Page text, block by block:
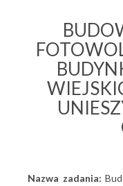
Nazwa zadania: